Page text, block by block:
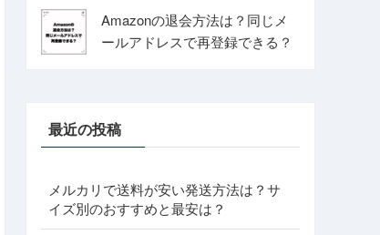
Amazonの退会方法は？同じメ
ールアドレスで再登録できる？
最近の投稿
メルカリで送料が安い発送方法は？サ
イズ別のおすすめと最安は？